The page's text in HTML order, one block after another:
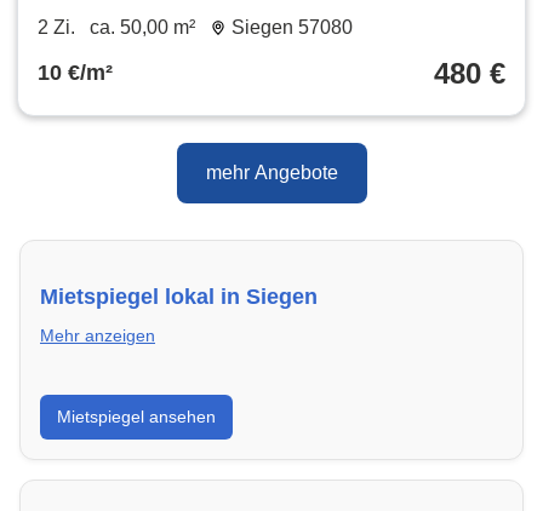
2 Zi. ca. 50,00 m² Siegen 57080
10 €/m² 480 €
mehr Angebote
Mietspiegel lokal in Siegen
Mehr anzeigen
Erhalte einen Überblick über die aktuellen Mietpreise
regional in Siegen. So weißt du genau, welche Miete
fair ist und wo sich ein Vergleich lohnt.
Mietspiegel ansehen